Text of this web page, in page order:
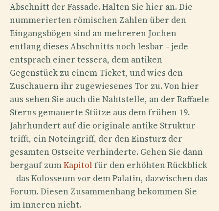
Abschnitt der Fassade. Halten Sie hier an. Die
nummerierten römischen Zahlen über den
Eingangsbögen sind an mehreren Jochen
entlang dieses Abschnitts noch lesbar – jede
entsprach einer tessera, dem antiken
Gegenstück zu einem Ticket, und wies den
Zuschauern ihr zugewiesenes Tor zu. Von hier
aus sehen Sie auch die Nahtstelle, an der Raffaele
Sterns gemauerte Stütze aus dem frühen 19.
Jahrhundert auf die originale antike Struktur
trifft, ein Noteingriff, der den Einsturz der
gesamten Ostseite verhinderte. Gehen Sie dann
bergauf zumKapitol für den erhöhten Rückblick
– das Kolosseum vor dem Palatin, dazwischen das
Forum. Diesen Zusammenhang bekommen Sie
im Inneren nicht.